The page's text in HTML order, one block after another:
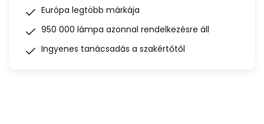
Európa legtöbb márkája
950 000 lámpa azonnal rendelkezésre áll
Ingyenes tanácsadás a szakértőtől